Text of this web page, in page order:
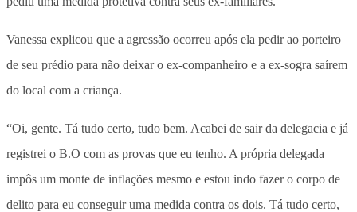
Vanessa explicou que a agressão ocorreu após ela pedir ao porteiro
de seu prédio para não deixar o ex-companheiro e a ex-sogra saírem
do local com a criança.
“Oi, gente. Tá tudo certo, tudo bem. Acabei de sair da delegacia e já
registrei o B.O com as provas que eu tenho. A própria delegada
impôs um monte de inflações mesmo e estou indo fazer o corpo de
delito para eu conseguir uma medida contra os dois. Tá tudo certo,